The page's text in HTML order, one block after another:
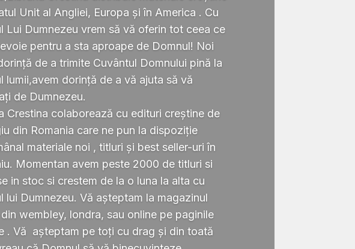
Unit al Angliei, Europa și în America . Cu
Lui Dumnezeu vrem să vă oferin tot ceea ce
pentru a sta aproape de Domnul! Noi
de a trimite Cuvântul Domnului pină la
lumii,avem dorință de a vă ajuta să vă
de Dumnezeu.
Crestina colaborează cu edituri creștine de
din Romania care ne pun la dispoziție
materiale noi , titluri și best seller-uri în
Momentan avem peste 2000 de titluri si
in stoc si crestem de la o luna la alta cu
lui Dumnezeu. Vă așteptam la magazinul
wembley, londra, sau online pe paginile
. Vă așteptam pe toți cu drag și din toată